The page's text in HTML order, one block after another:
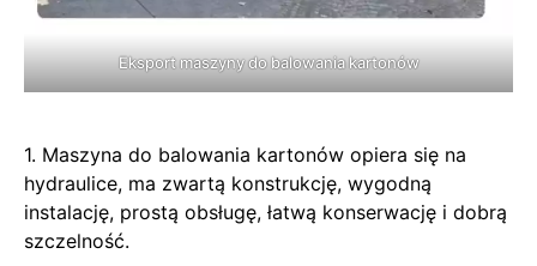
Eksport maszyny do balowania kartonów
1. Maszyna do balowania kartonów opiera się na
hydraulice, ma zwartą konstrukcję, wygodną
instalację, prostą obsługę, łatwą konserwację i dobrą
szczelność.